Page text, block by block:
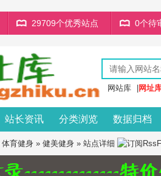
29709个优秀站点 0个待
网站库 网址
站长资讯 分类浏览 数据归档
体育健身 » 健美健身 » 站点详细